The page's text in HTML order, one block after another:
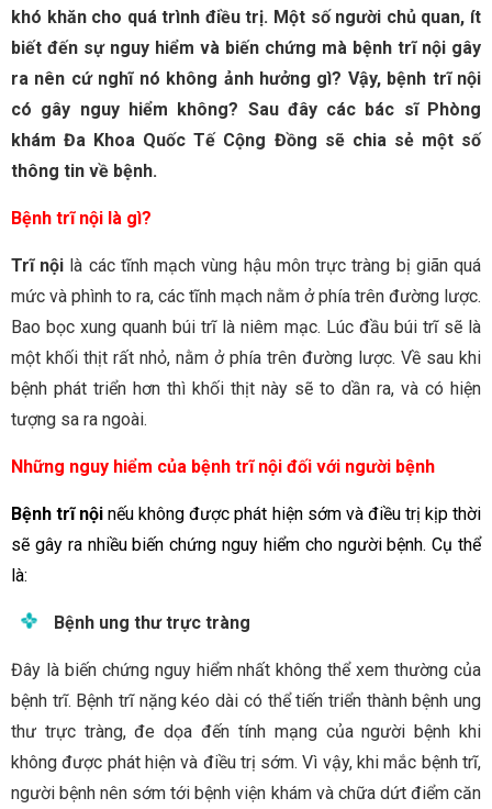
khó khăn cho quá trình điều trị. Một số người chủ quan, ít
biết đến sự nguy hiểm và biến chứng mà bệnh trĩ nội gây
ra nên cứ nghĩ nó không ảnh hưởng gì? Vậy, bệnh trĩ nội
có gây nguy hiểm không? Sau đây các bác sĩ Phòng
khám Đa Khoa Quốc Tế Cộng Đồng sẽ chia sẻ một số
thông tin về bệnh.
Bệnh trĩ nội là gì?
Trĩ nội là các tĩnh mạch vùng hậu môn trực tràng bị giãn quá
mức và phình to ra, các tĩnh mạch nằm ở phía trên đường lược.
Bao bọc xung quanh búi trĩ là niêm mạc. Lúc đầu búi trĩ sẽ là
một khối thịt rất nhỏ, nằm ở phía trên đường lược. Về sau khi
bệnh phát triển hơn thì khối thịt này sẽ to dần ra, và có hiện
tượng sa ra ngoài.
Những nguy hiểm của bệnh trĩ nội đối với người bệnh
Bệnh trĩ nội nếu không được phát hiện sớm và điều trị kịp thời
sẽ gây ra nhiều biến chứng nguy hiểm cho người bệnh. Cụ thể
là:
Bệnh ung thư trực tràng
Đây là biến chứng nguy hiểm nhất không thể xem thường của
bệnh trĩ. Bệnh trĩ nặng kéo dài có thể tiến triển thành bệnh ung
thư trực tràng, đe dọa đến tính mạng của người bệnh khi
không được phát hiện và điều trị sớm. Vì vậy, khi mắc bệnh trĩ,
người bệnh nên sớm tới bệnh viện khám và chữa dứt điểm căn